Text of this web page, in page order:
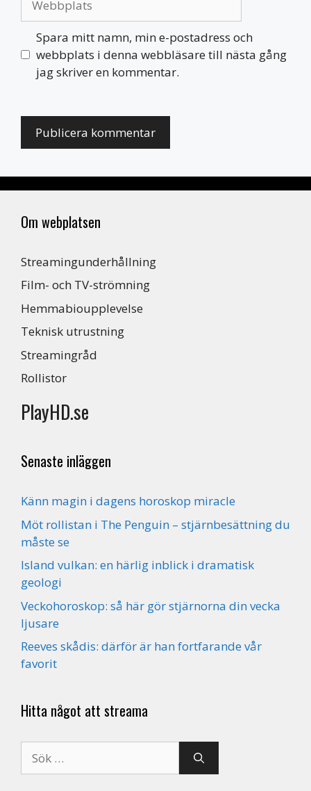
Spara mitt namn, min e-postadress och
webbplats i denna webbläsare till nästa gång
jag skriver en kommentar.
Om webplatsen
Streamingunderhållning
Film- och TV-strömning
Hemmabioupplevelse
Teknisk utrustning
Streamingråd
Rollistor
PlayHD.se
Senaste inläggen
Känn magin i dagens horoskop miracle
Möt rollistan i The Penguin – stjärnbesättning du
måste se
Island vulkan: en härlig inblick i dramatisk
geologi
Veckohoroskop: så här gör stjärnorna din vecka
ljusare
Reeves skådis: därför är han fortfarande vår
favorit
Hitta något att streama
efter: